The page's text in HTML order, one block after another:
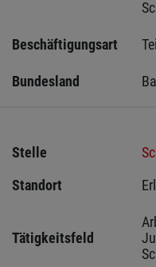
Beschäftigungsart
Bundesland
Stelle
Standort
Tätigkeitsfeld